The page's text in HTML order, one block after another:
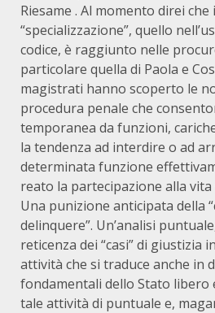
Riesame . Al momento direi che
“specializzazione”, quello
codice, è raggiunto nelle
particolare quella di Paola e
magistrati hanno scoperto le
procedura penale che
temporanea da funzioni,
la tendenza ad interdire o ad
determinata funzione
reato la partecipazione alla
Una punizione anticipata della
delinquere”. Un’analisi
reticenza dei “casi” di giustizia
attività che si traduce anche in
fondamentali dello Stato libero
tale attività di puntuale e,